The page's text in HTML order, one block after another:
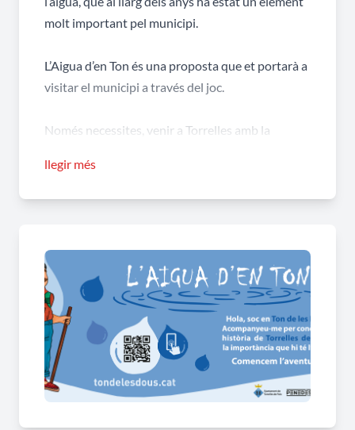
molt important pel municipi.
L’Aigua d’en Ton és una proposta que et portarà a
visitar el municipi a través del joc.
Només necessites, venir a Torrelles amb la
mòbil ahttps://tondelesdous.cat
podràs jugar.
Gaudeix de la proposta i queda’t a Torrelles de
Foix, t’hi esperem!
Descarrega el mapa promocional
llegir més